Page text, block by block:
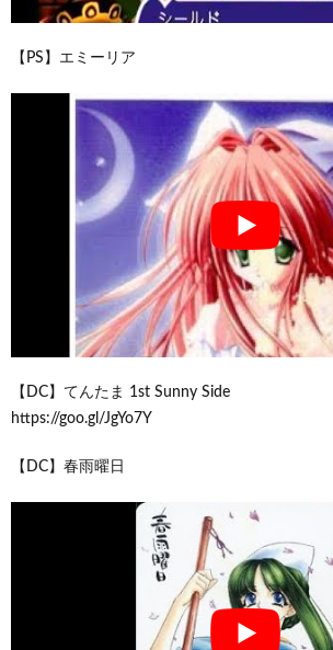
【PS】エミーリア
【DC】てんたま 1st Sunny Side
https://goo.gl/JgYo7Y
【DC】春雨曜日